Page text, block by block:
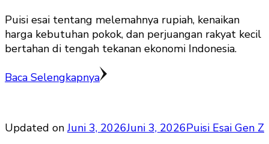
Puisi esai tentang melemahnya rupiah, kenaikan
harga kebutuhan pokok, dan perjuangan rakyat kecil
bertahan di tengah tekanan ekonomi Indonesia.
Baca Selengkapnya
Updated onJuni 3, 2026Juni 3, 2026Puisi Esai Gen Z